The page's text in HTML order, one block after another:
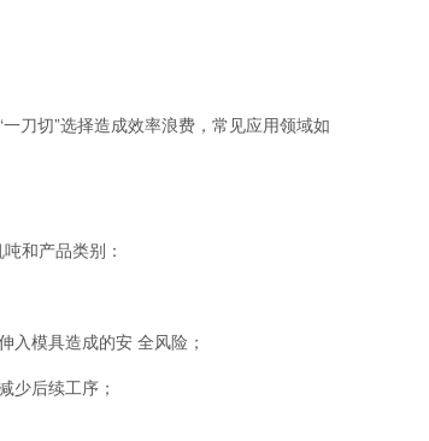
刀切”选择造成效率浪费，常见应用领域如
和产品类别：
入模具造成的安 全风险；
少后续工序；